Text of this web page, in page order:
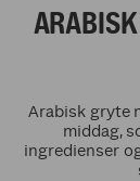
Arabisk gryte
middag,
ingredienser